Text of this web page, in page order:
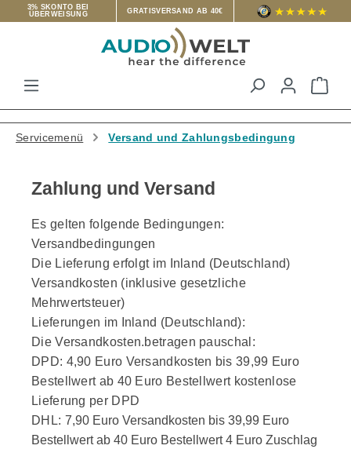
3% SKONTO BEI
ÜBERWEISUNG
GRATISVERSAND AB 40€
Servicemenü Versand und Zahlungsbedingung
Zahlung und Versand
Es gelten folgende Bedingungen:
Versandbedingungen
Die Lieferung erfolgt im Inland (Deutschland)
Versandkosten (inklusive gesetzliche
Mehrwertsteuer)
Lieferungen im Inland (Deutschland):
Die Versandkosten.betragen pauschal:
DPD: 4,90 Euro Versandkosten bis 39,99 Euro
Bestellwert ab 40 Euro Bestellwert kostenlose
Lieferung per DPD
DHL: 7,90 Euro Versandkosten bis 39,99 Euro
Bestellwert ab 40 Euro Bestellwert 4 Euro Zuschlag